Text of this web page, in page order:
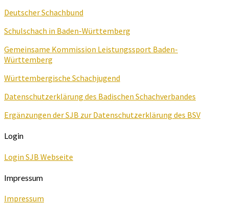
Deutscher Schachbund
Schulschach in Baden-Württemberg
Gemeinsame Kommission Leistungssport Baden-
Württemberg
Württembergische Schachjugend
Datenschutzerklärung des Badischen Schachverbandes
Ergänzungen der SJB zur Datenschutzerklärung des BSV
Login
Login SJB Webseite
Impressum
Impressum